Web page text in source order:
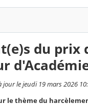
du
jour le jeudi 19 mars 2026
le thème du